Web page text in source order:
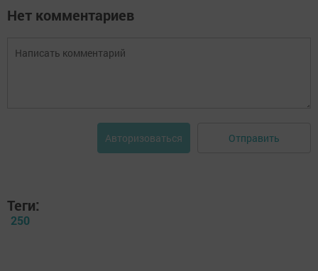
Нет комментариев
Авторизоваться Отправить
Теги:
250